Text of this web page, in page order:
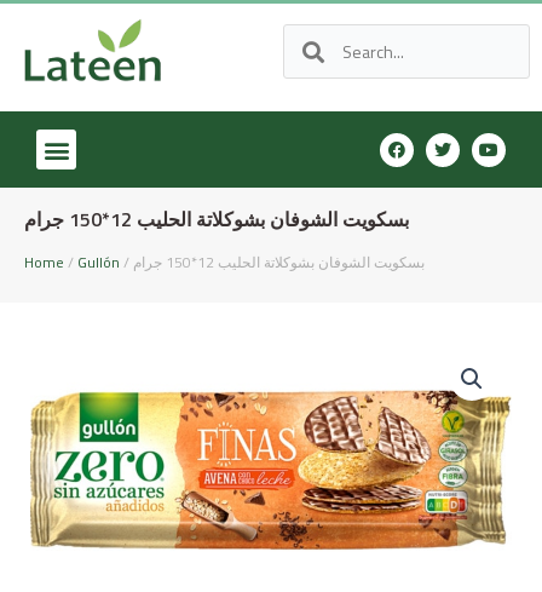
بسكويت الشوفان بشوكلاتة الحليب 12*150 جرام
Home / Gullón / بسكويت الشوفان بشوكلاتة الحليب 12*150 جرام